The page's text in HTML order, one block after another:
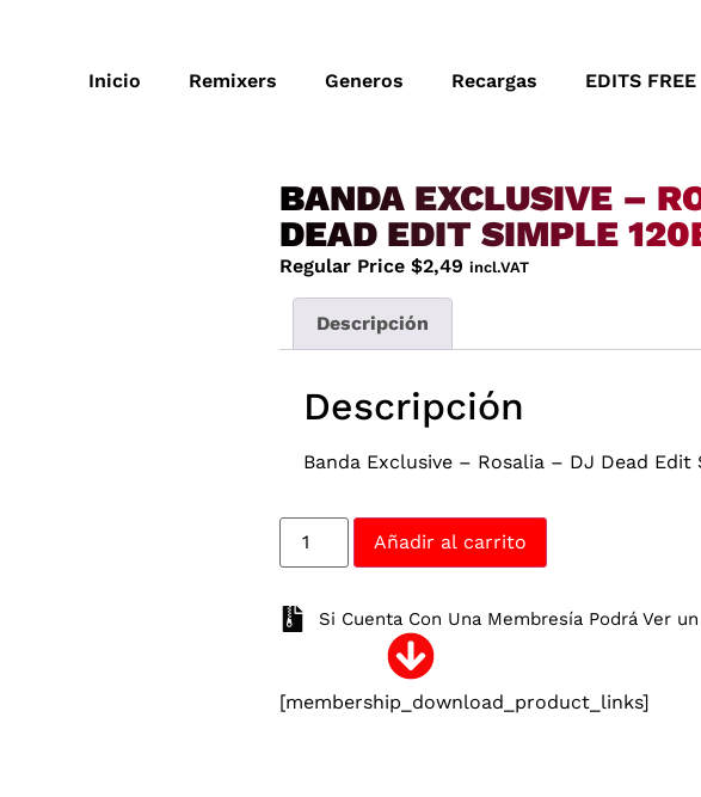
Inicio Remixers Generos Recargas EDITS FREE
BANDA EXCLUSIVE –
DEAD EDIT SIMPLE
Regular Price $2,49 incl.VAT
Descripción
Descripción
Banda Exclusive – Rosalia – DJ Dead Edit
Añadir al carrito
Si Cuenta Con Una Membresía Podrá Ver
[membership_download_product_links]